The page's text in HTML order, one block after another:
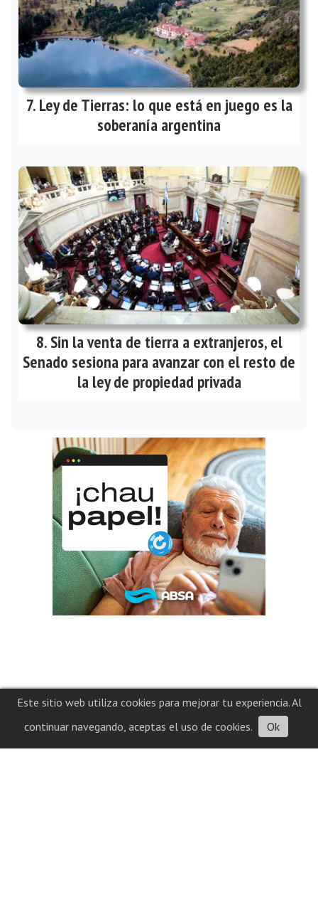
Ley de Tierras: lo que está en juego es la
soberanía argentina
Sin la venta de tierra a extranjeros, el
Senado sesiona para avanzar con el resto de
la ley de propiedad privada
Este sitio web utiliza cookies para mejorar tu experiencia. Al
continuar navegando, aceptas el uso de cookies.
Ok